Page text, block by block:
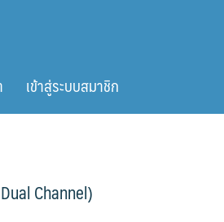
เข้าสู่ระบบสมาชิก
Channel)